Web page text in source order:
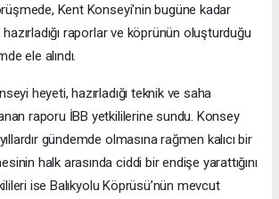
Kent Konseyi'nin bugüne kadar
hazırladığı raporlar ve köprünün oluşturduğu
ele alındı.
heyeti, hazırladığı teknik ve saha
raporu İBB yetkililerine sundu. Konsey
gündemde olmasına rağmen kalıcı bir
halk arasında ciddi bir endişe yarattığını
ise Balıkyolu Köprüsü’nün mevcut